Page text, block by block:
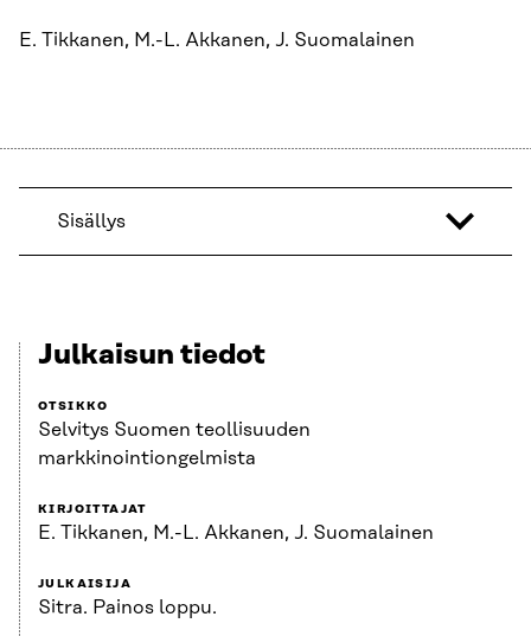
E. Tikkanen, M.-L. Akkanen, J. Suomalainen
Sisällys
Julkaisun tiedot
OTSIKKO
Selvitys Suomen teollisuuden
markkinointiongelmista
KIRJOITTAJAT
E. Tikkanen, M.-L. Akkanen, J. Suomalainen
JULKAISIJA
Sitra. Painos loppu.